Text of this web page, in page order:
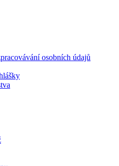
osobních údajů